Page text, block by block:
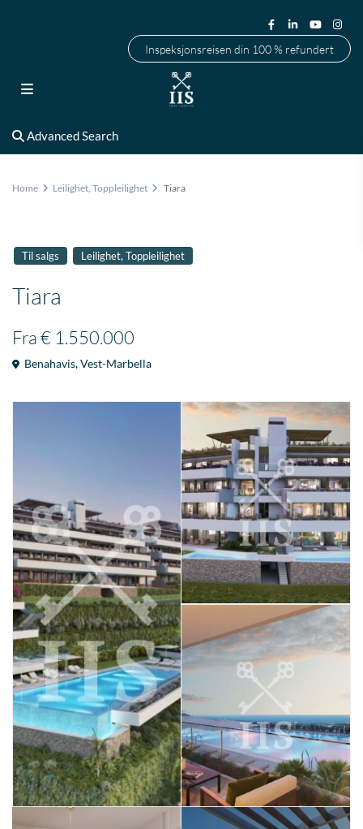
Inspeksjonsreisen din 100 % refundert
Advanced Search
Home Leilighet,Toppleilighet Tiara
Til salgs Leilighet,Toppleilighet
Tiara
Fra€ 1.550.000
Benahavis,Vest-Marbella